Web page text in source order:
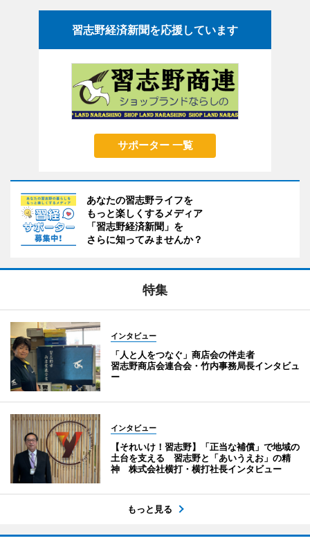
習志野経済新聞を応援しています
サポーター 一覧
あなたの習志野ライフを
もっと楽しくするメディア
「習志野経済新聞」を
さらに知ってみませんか？
特集
インタビュー
「人と人をつなぐ」商店会の伴走者
習志野商店会連合会・竹内事務局長インタビュ
ー
インタビュー
【それいけ！習志野】「正当な補償」で地域の
土台を支える 習志野と「あいうえお」の精
神 株式会社横打・横打社長インタビュー
もっと見る